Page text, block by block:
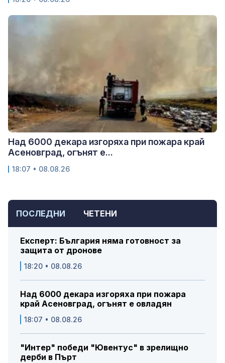
ПОСЛЕДНИ ЧЕТЕНИ
Експерт: България няма готовност за
защита от дронове
18:20 • 08.08.26
Над 6000 декара изгоряха при пожара
край Асеновград, огънят е овладян
18:07 • 08.08.26
"Интер" победи "Ювентус" в зрелищно
дерби в Пърт
Над 6000 декара изгоряха при пожара край
Асеновград, огънят е...
18:07 • 08.08.26